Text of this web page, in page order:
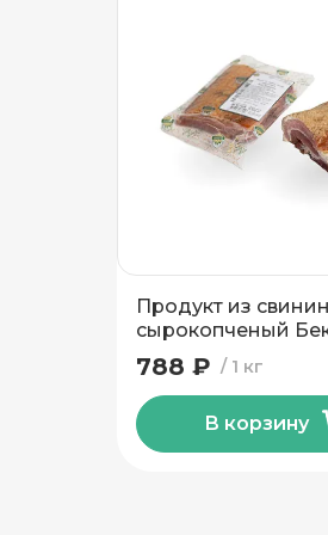
Продукт из
сырокопченый
Изысканный
МК
1 кг
788 ₽
В корзину